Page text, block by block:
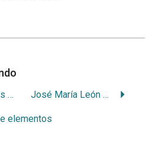
Alfonso Morales Barranco José María León López
elementos